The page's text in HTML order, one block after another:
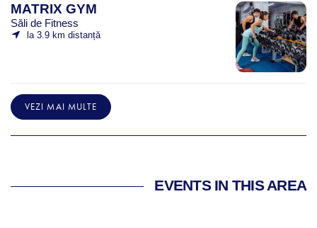
MATRIX GYM
Săli de Fitness
la 3.9 km distanță
VEZI MAI MULTE
EVENTS IN THIS AREA